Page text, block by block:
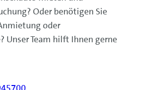
Oder benötigen Sie
oder
Unser Team hilft Ihnen gerne